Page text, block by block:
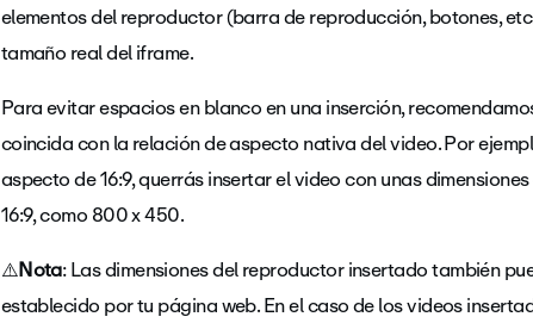
elementos del reproductor (barra de reproducción, botones,
tamaño real del iframe.
Para evitar espacios en blanco en una inserción,
coincida con la relación de aspecto nativa del video. Por
aspecto de 16:9, querrás insertar el video con unas
16:9, como 800 x 450.
⚠️Nota: Las dimensiones del reproductor insertado también
establecido por tu página web. En el caso de los videos